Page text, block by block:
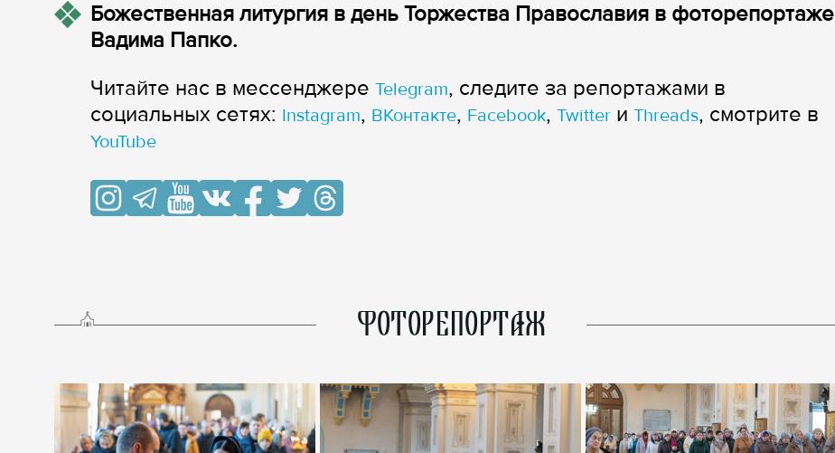
Божественная литургия в день Торжества Православия в фоторепортаже
Вадима Папко.
Читайте нас в мессенджере Telegram, следите за репортажами в
cоциальных сетях: Instagram, ВКонтакте, Facebook, Twitter и Threads, смотрите в
YouTube
ФОТОРЕПОРТАЖ